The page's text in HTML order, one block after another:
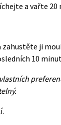
a vařte
ji
10